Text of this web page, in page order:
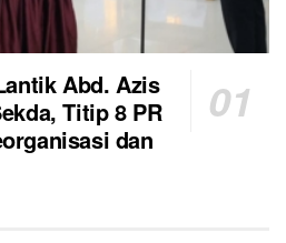
Abd. Azis
Titip 8 PR
dan